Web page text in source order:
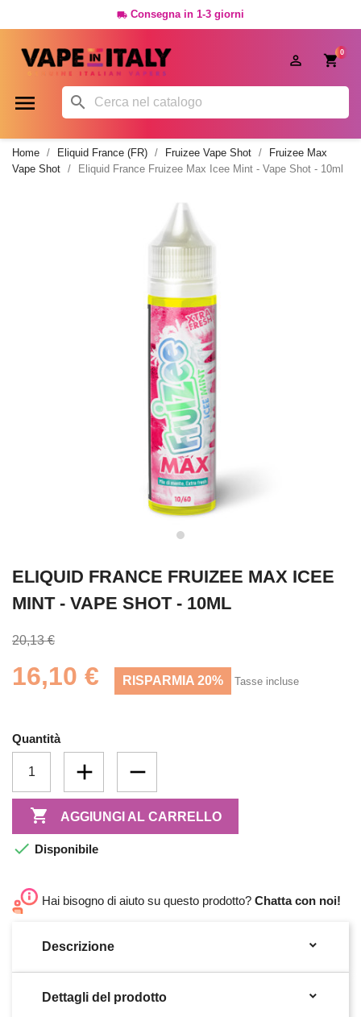
 Consegna in 1-3 giorni
0

 
Home Eliquid France (FR) Fruizee Vape Shot
Fruizee Max
Vape Shot
Eliquid France Fruizee Max Icee Mint - Vape Shot - 10ml
ELIQUID FRANCE FRUIZEE MAX ICEE
MINT - VAPE SHOT - 10ML
20,13 €
16,10 € RISPARMIA 20% Tasse incluse
Quantità
 AGGIUNGI AL CARRELLO
 Disponibile
Hai bisogno di aiuto su questo prodotto? Chatta con noi!
Descrizione 
Dettagli del prodotto 